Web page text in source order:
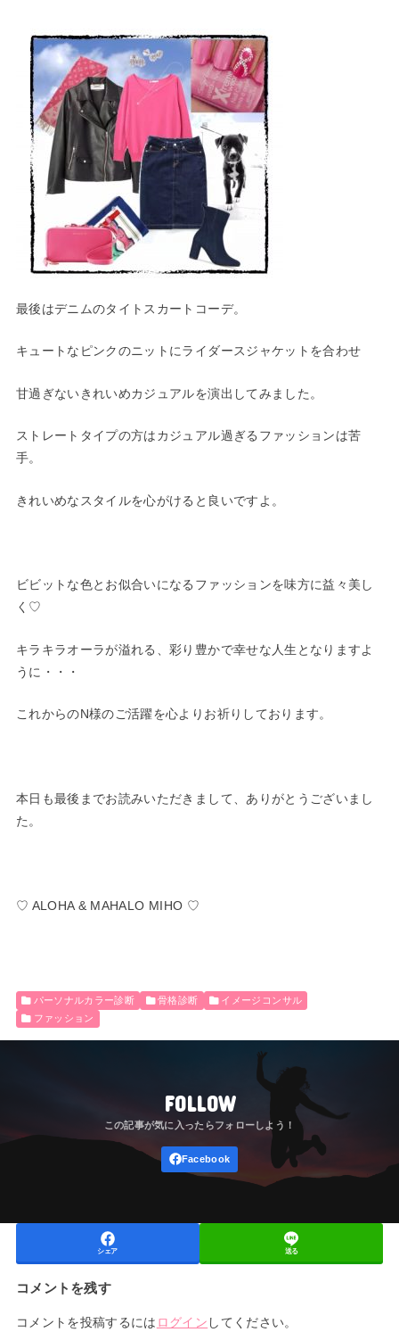
最後はデニムのタイトスカートコーデ。
キュートなピンクのニットにライダースジャケットを合わせ
甘過ぎないきれいめカジュアルを演出してみました。
ストレートタイプの方はカジュアル過ぎるファッションは苦
手。
きれいめなスタイルを心がけると良いですよ。
ビビットな色とお似合いになるファッションを味方に益々美し
く♡
キラキラオーラが溢れる、彩り豊かで幸せな人生となりますよ
うに・・・
これからのN様のご活躍を心よりお祈りしております。
本日も最後までお読みいただきまして、ありがとうございまし
た。
♡ ALOHA & MAHALO MIHO ♡
パーソナルカラー診断 骨格診断
イメージコンサル
ファッション
FOLLOW
シェア 送る
コメントを残す
コメントを投稿するには ログイン してください。